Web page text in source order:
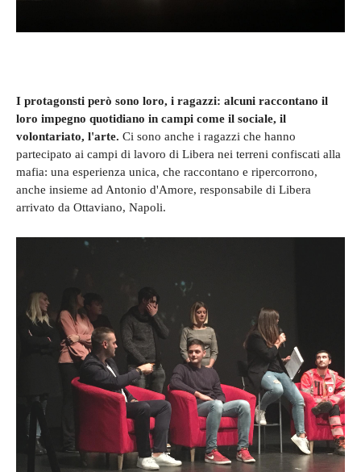
I protagonsti però sono loro, i ragazzi: alcuni raccontano il
loro impegno quotidiano in campi come il sociale, il
volontariato, l'arte. Ci sono anche i ragazzi che hanno
partecipato ai campi di lavoro di Libera nei terreni confiscati alla
mafia: una esperienza unica, che raccontano e ripercorrono,
anche insieme ad Antonio d'Amore, responsabile di Libera
arrivato da Ottaviano, Napoli.